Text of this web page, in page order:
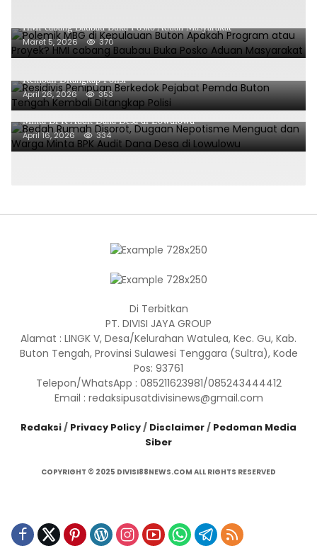
HMI cabang Baubau Buka Posko Aduan Masyarakat
Maret 5, 2026 370
Kembali Ditangkap Polisi
April 26, 2026 353
Bedah Rumah Disorot, Dugaan Nepotisme Menguat dan Warga
Minta BPK Audit Dana Desa di Lowulowu
April 16, 2026 334
Di Terbitkan
PT. DIVISI JAYA GROUP
Alamat : LINGK V, Desa/Kelurahan Watulea, Kec. Gu, Kab.
Buton Tengah, Provinsi Sulawesi Tenggara (Sultra), Kode
Pos: 93761
Telepon/WhatsApp : 085211623981/085243444412
Email : redaksipusatdivisinews@gmail.com
Redaksi/ Privacy Policy/ Disclaimer/ Pedoman Media
Siber
COPYRIGHT © 2025 DIVISI88NEWS.COM ALL RIGHTS RESERVED